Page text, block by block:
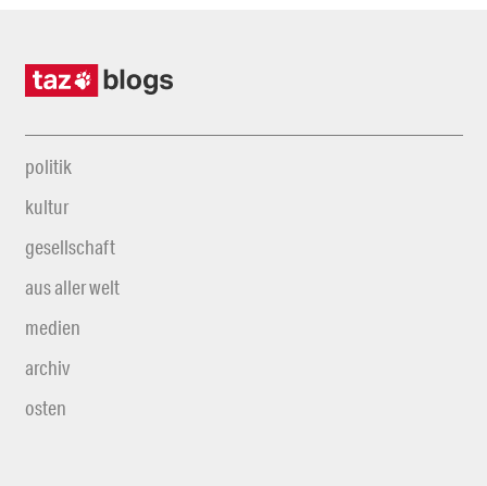
politik
kultur
gesellschaft
aus aller welt
medien
archiv
osten